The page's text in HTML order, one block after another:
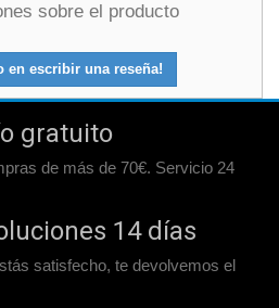
sobre el producto
en escribir una reseña!
gratuito
de más de 70€. Servicio 24
14 días
satisfecho, te devolvemos el